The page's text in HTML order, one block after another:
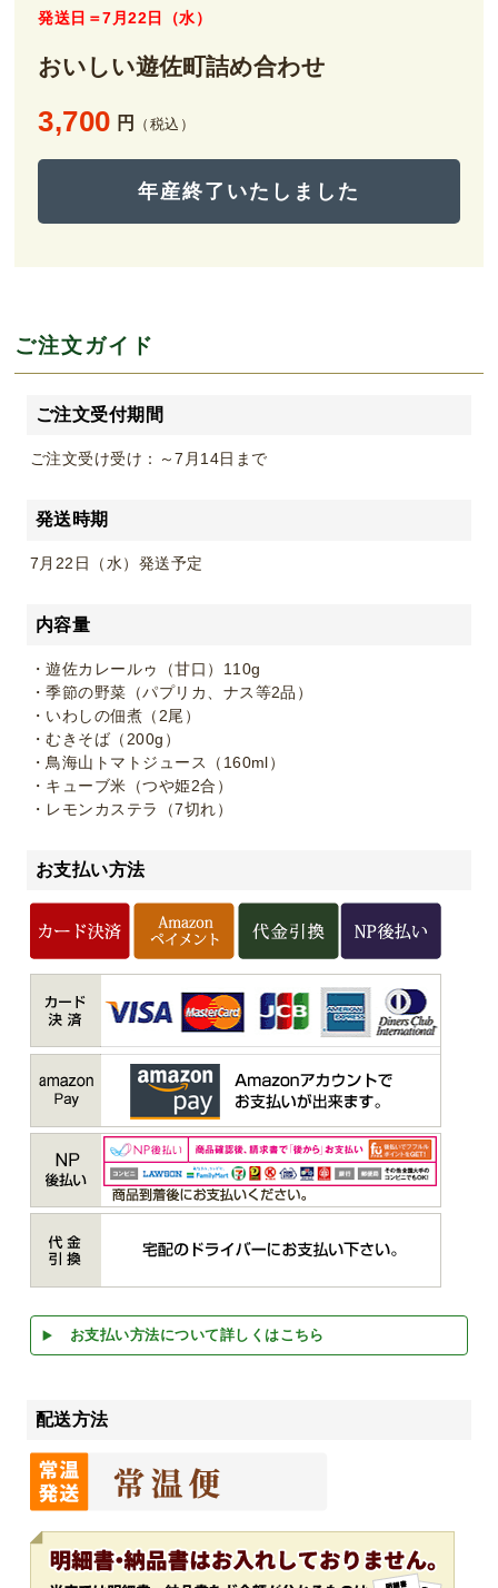
発送日＝7月22日（水）
おいしい遊佐町詰め合わせ
3,700 円 （税込）
年産終了いたしました
ご注文ガイド
ご注文受付期間
ご注文受け受け：～7月14日まで
発送時期
7月22日（水）発送予定
内容量
・遊佐カレールゥ（甘口）110g
・季節の野菜（パプリカ、ナス等2品）
・いわしの佃煮（2尾）
・むきそば（200g）
・鳥海山トマトジュース（160ml）
・キューブ米（つや姫2合）
・レモンカステラ（7切れ）
お支払い方法
お支払い方法について詳しくはこちら
配送方法